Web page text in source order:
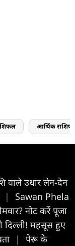
आर्थिक
वाले उधार लेन-देन
|
Sawan Phela
नोट करें पूजा
दिल्ली! महसूस हुए
|
पेरू के